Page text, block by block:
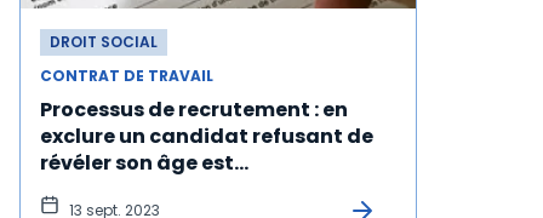
DROIT SOCIAL
CONTRAT DE TRAVAIL
Processus de recrutement : en
exclure un candidat refusant de
révéler son âge est
potentiellement discriminatoire
13 sept. 2023